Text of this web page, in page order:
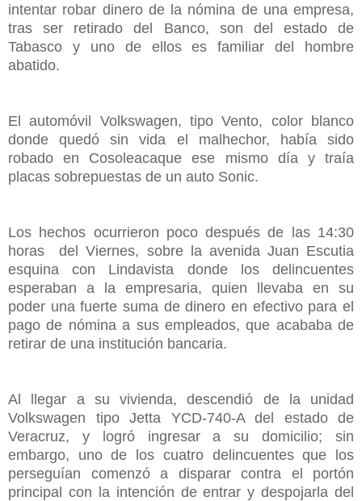
intentar robar dinero de la nómina de una empresa,
tras ser retirado del Banco, son del estado de
Tabasco y uno de ellos es familiar del hombre
abatido.
El automóvil Volkswagen, tipo Vento, color blanco
donde quedó sin vida el malhechor, había sido
robado en Cosoleacaque ese mismo día y traía
placas sobrepuestas de un auto Sonic.
Los hechos ocurrieron poco después de las 14:30
horas del Viernes, sobre la avenida Juan Escutia
esquina con Lindavista donde los delincuentes
esperaban a la empresaria, quien llevaba en su
poder una fuerte suma de dinero en efectivo para el
pago de nómina a sus empleados, que acababa de
retirar de una institución bancaria.
Al llegar a su vivienda, descendió de la unidad
Volkswagen tipo Jetta YCD-740-A del estado de
Veracruz, y logró ingresar a su domicilio; sin
embargo, uno de los cuatro delincuentes que los
perseguían comenzó a disparar contra el portón
principal con la intención de entrar y despojarla del